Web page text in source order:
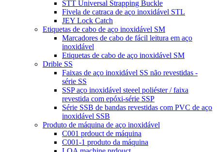
STT Universal Strapping Buckle
Fivela de catraca de aço inoxidável STL
JEY Lock Catch
Etiquetas de cabo de aço inoxidável SM
Marcadores de cabo de fácil leitura em aço
inoxidável
Etiquetas de cabo de aço inoxidável SM
Drible SS
Faixas de aço inoxidável SS não revestidas -
série SS
SSP aço inoxidável steeel poliéster / faixa
revestida com epóxi-série SSP
Série SSB de bandas revestidas com PVC de aço
inoxidável SSB
Produto de máquina de aço inoxidável
C001 prdouct de máquina
C001-1 produto da máquina